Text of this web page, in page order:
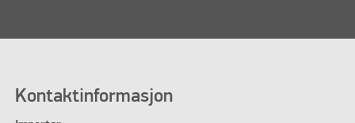
Kontaktinformasjon